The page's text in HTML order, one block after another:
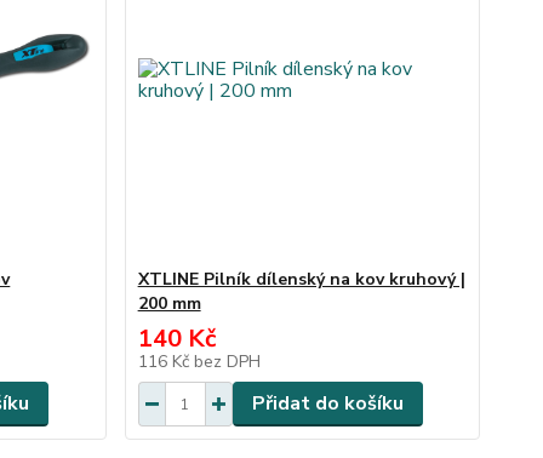
XTLINE Pilník dílenský na kov kruhový |
200 mm
140 Kč
116 Kč bez DPH
Přidat do košíku